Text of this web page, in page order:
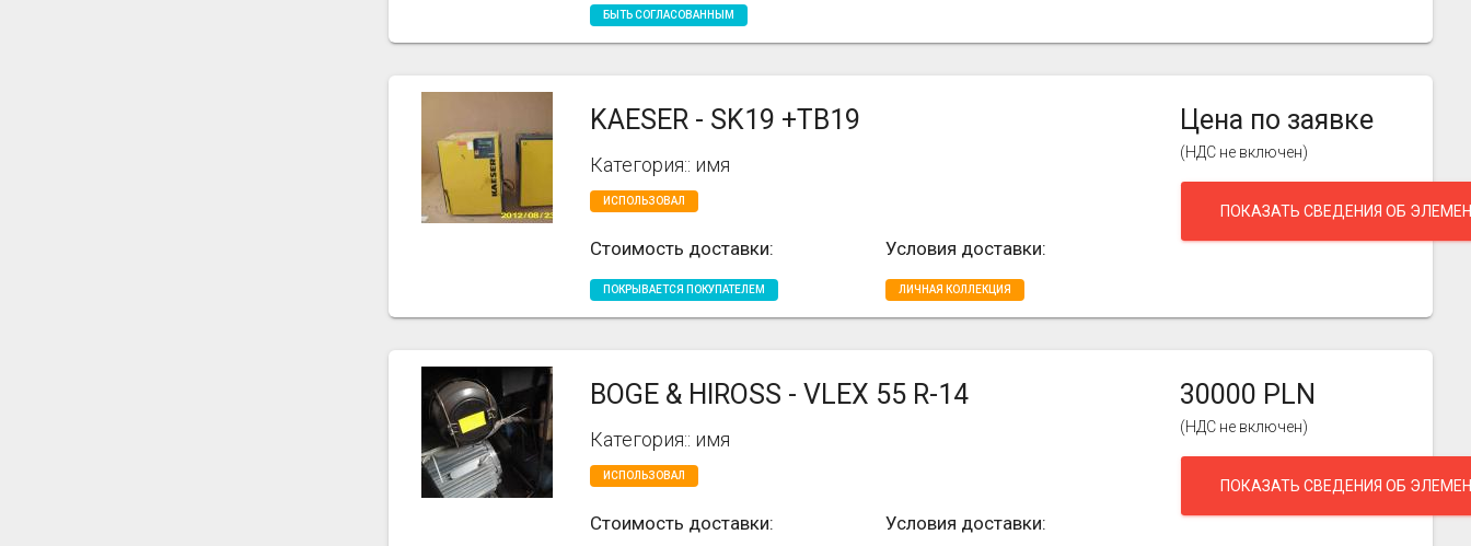
БЫТЬ СОГЛАСОВАННЫМ
KAESER - SK19 +TB19
Категория:: имя
ИСПОЛЬЗОВАЛ
Стоимость доставки:
ПОКРЫВАЕТСЯ ПОКУПАТЕЛЕМ
Условия доставки:
ЛИЧНАЯ КОЛЛЕКЦИЯ
Цена по заявке
(НДС не включен)
ПОКАЗАТЬ СВЕДЕНИЯ ОБ
BOGE & HIROSS - VLEX 55 R-14
Категория:: имя
ИСПОЛЬЗОВАЛ
Стоимость доставки: Условия доставки:
30000 PLN
(НДС не включен)
ПОКАЗАТЬ СВЕДЕНИЯ ОБ